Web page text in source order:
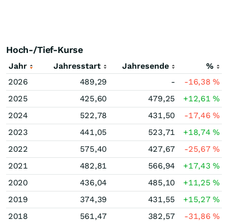
Hoch-/Tief-Kurse
Jahr Jahresstart Jahresende
%
2026
489,29 - -16,38%
2025
425,60 479,25 +12,61%
2024
522,78 431,50 -17,46%
2023
441,05 523,71 +18,74%
2022
575,40 427,67 -25,67%
2021
482,81 566,94 +17,43%
2020
436,04 485,10 +11,25%
2019
374,39 431,55 +15,27%
2018
561,47 382,57 -31,86%